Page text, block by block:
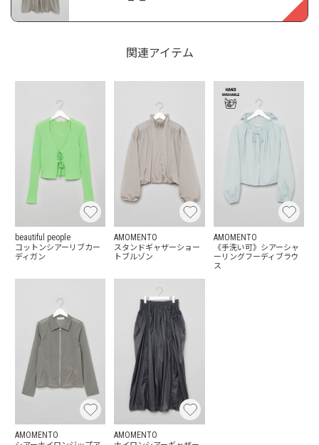
関連アイテム
beautiful people
コットンシアーリブカー
ディガン
AMOMENTO
スタンドギャザーショー
トブルゾン
AMOMENTO
《手洗い可》シアーシャ
ーリングフーディブラウ
ス
AMOMENTO AMOMENTO